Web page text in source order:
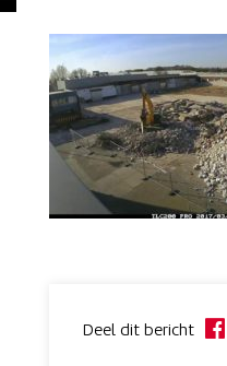
Deel dit bericht